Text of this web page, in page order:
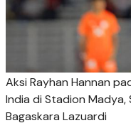
Aksi Rayhan Hannan
India di Stadion Madya,
Bagaskara Lazuardi